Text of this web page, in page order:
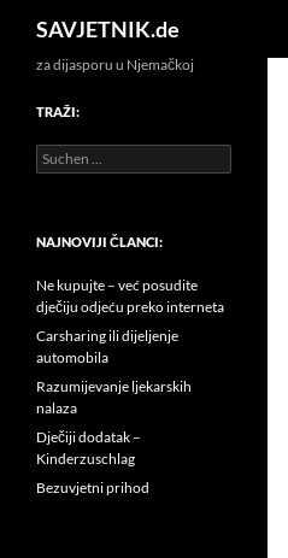
SAVJETNIK.de
za dijasporu u Njemačkoj
TRAŽI:
Suchen
nach:
NAJNOVIJI ČLANCI:
Ne kupujte – već posudite
dječiju odjeću preko interneta
Carsharing ili dijeljenje
automobila
Razumijevanje ljekarskih
nalaza
Dječiji dodatak –
Kinderzuschlag
Bezuvjetni prihod